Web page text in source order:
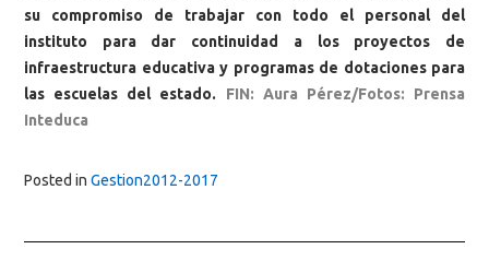
su compromiso de trabajar con todo el personal del
instituto para dar continuidad a los proyectos de
infraestructura educativa y programas de dotaciones para
las escuelas del estado. FIN: Aura Pérez/Fotos: Prensa
Inteduca
Posted in Gestion2012-2017